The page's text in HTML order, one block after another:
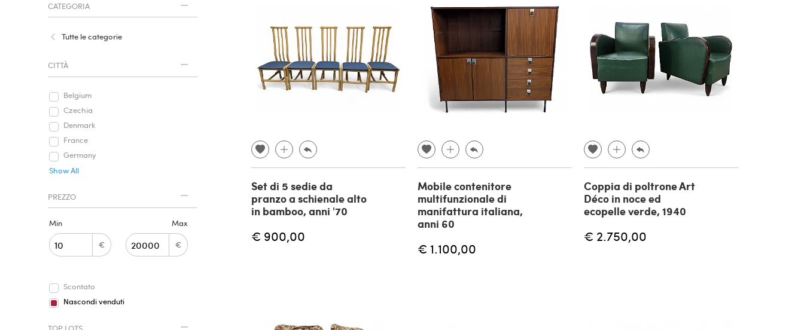
CATEGORIA
Tutte le categorie
CITTÀ
Belgium
Czechia
Denmark
France
Germany
Show All
PREZZO
Min
€
Max
€
Scontato
Nascondi venduti
Set di 5 sedie da
pranzo a schienale alto
in bamboo, anni '70
€ 900,00
Mobile contenitore
multifunzionale di
manifattura italiana,
anni 60
€ 1.100,00
Coppia di poltrone Art
Déco in noce ed
ecopelle verde, 1940
€ 2.750,00